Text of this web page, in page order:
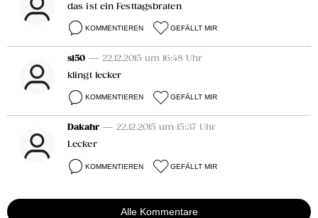
das ist ein Festtagsbraten
KOMMENTIEREN GEFÄLLT MIR
s150 — 22.12.2015 um 16:48 Uhr
klingt lecker
KOMMENTIEREN GEFÄLLT MIR
Dakahr — 22.12.2015 um 15:37 Uhr
Lecker
KOMMENTIEREN GEFÄLLT MIR
Alle Kommentare